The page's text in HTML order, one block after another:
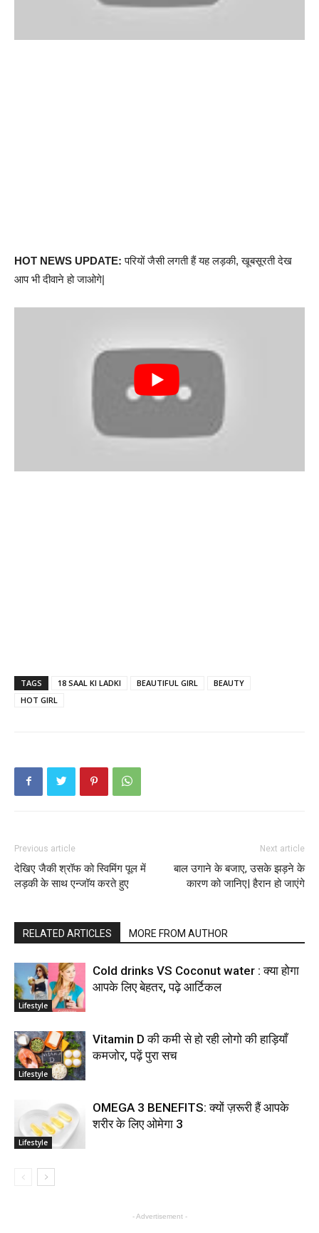
HOT NEWS UPDATE: परियों जैसी लगती हैं यह लड़की, खूबसूरती देख
आप भी दीवाने हो जाओगे|
TAGS 18 SAAL KI LADKI BEAUTIFUL GIRL
BEAUTY
HOT GIRL
Previous article
देखिए जैकी श्रॉफ को स्विमिंग पूल में
लड़की के साथ एन्जॉय करते हुए
Next article
बाल उगाने के बजाए, उसके झड़ने के
कारण को जानिए| हैरान हो जाएंगे
RELATED ARTICLES MORE FROM AUTHOR
Lifestyle
Cold drinks VS Coconut water : क्या होगा
आपके लिए बेहतर, पढ़े आर्टिकल
Lifestyle
Vitamin D की कमी से हो रही लोगो की हाड़ियाँ
कमजोर, पढ़ें पुरा सच
Lifestyle
OMEGA 3 BENEFITS: क्यों ज़रूरी हैं आपके
शरीर के लिए ओमेगा 3
- Advertisement -